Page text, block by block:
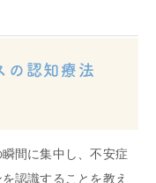
の認知療法
間に集中し、不安症
認識することを教え